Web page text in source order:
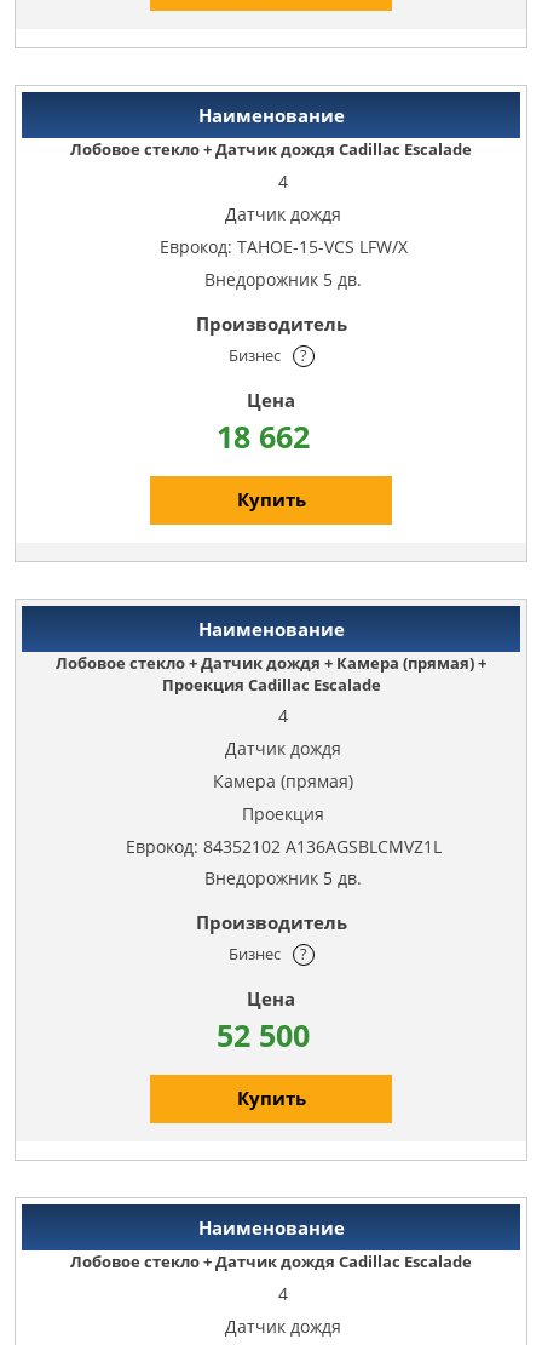
Лобовое стекло + Датчик дождя Cadillac Escalade
4
Датчик дождя
Еврокод: TAHOE-15-VCS LFW/X
Внедорожник 5 дв.
Бизнес ?
18 662
Купить
Лобовое стекло + Датчик дождя + Камера (прямая) +
Проекция Cadillac Escalade
4
Датчик дождя
Камера (прямая)
Проекция
Еврокод: 84352102 A136AGSBLCMVZ1L
Внедорожник 5 дв.
Бизнес ?
52 500
Купить
Лобовое стекло + Датчик дождя Cadillac Escalade
4
Датчик дождя